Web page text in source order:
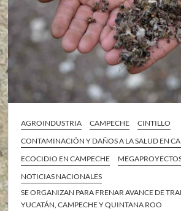
AGROINDUSTRIA CAMPECHE
CINTILLO
CONTAMINACIÓN Y DAÑOS A LA SALUD EN
ECOCIDIO EN CAMPECHE
NOTICIAS NACIONALES
SE ORGANIZAN PARA FRENAR AVANCE DE
YUCATÁN, CAMPECHE Y QUINTANA ROO